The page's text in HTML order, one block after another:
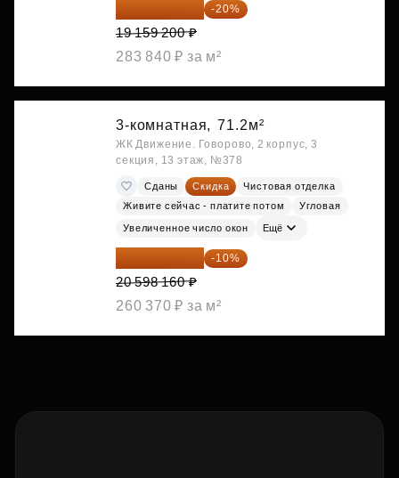
15 327 360 ₽ -20%
19 159 200 ₽
283 840 ₽ за м²
3-комнатная, 71.2м²
ЖК Движение. Говорово, 2 корпус, 3
секция, 13 этаж, №378
Сданы Скидка
Чистовая отделка
Живите сейчас - платите потом
Угловая
Увеличенное число окон Ещё
18 538 344 ₽ -10%
20 598 160 ₽
260 370 ₽ за м²